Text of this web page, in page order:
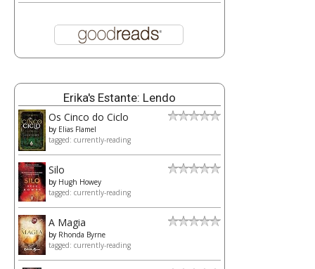
Erika's Estante: Lendo
Os Cinco do Ciclo
by Elias Flamel
tagged: currently-reading
Silo
by Hugh Howey
tagged: currently-reading
A Magia
by Rhonda Byrne
tagged: currently-reading